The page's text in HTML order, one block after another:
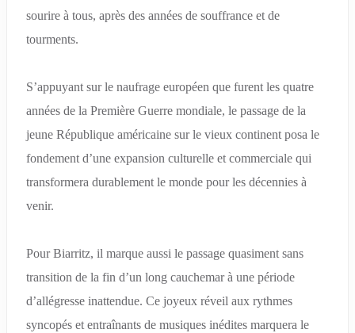
sourire à tous, après des années de souffrance et de
tourments.
S’appuyant sur le naufrage européen que furent les quatre
années de la Première Guerre mondiale, le passage de la
jeune République américaine sur le vieux continent posa le
fondement d’une expansion culturelle et commerciale qui
transformera durablement le monde pour les décennies à
venir.
Pour Biarritz, il marque aussi le passage quasiment sans
transition de la fin d’un long cauchemar à une période
d’allégresse inattendue. Ce joyeux réveil aux rythmes
syncopés et entraînants de musiques inédites marquera le